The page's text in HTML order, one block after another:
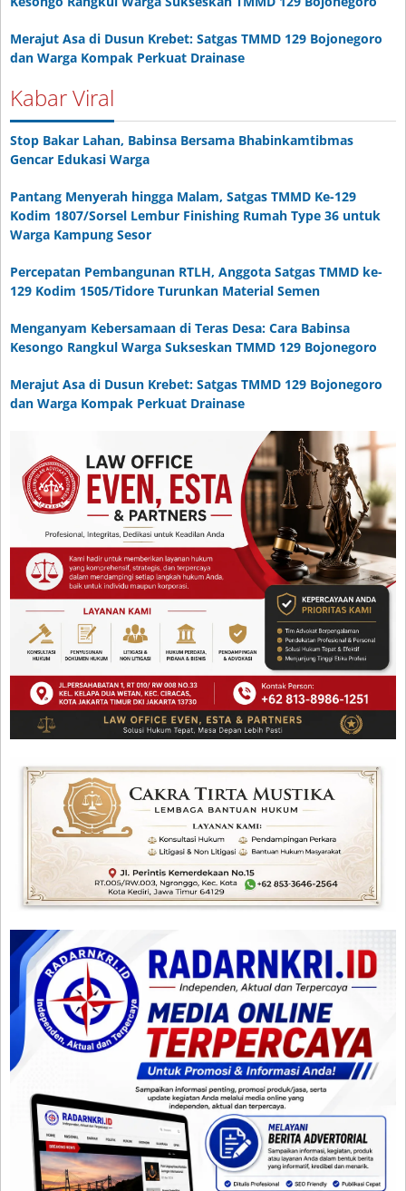
Merajut Asa di Dusun Krebet: Satgas TMMD 129 Bojonegoro
dan Warga Kompak Perkuat Drainase
Kabar Viral
Stop Bakar Lahan, Babinsa Bersama Bhabinkamtibmas
Gencar Edukasi Warga
Pantang Menyerah hingga Malam, Satgas TMMD Ke-129
Kodim 1807/Sorsel Lembur Finishing Rumah Type 36 untuk
Warga Kampung Sesor
Percepatan Pembangunan RTLH, Anggota Satgas TMMD ke-
129 Kodim 1505/Tidore Turunkan Material Semen
Menganyam Kebersamaan di Teras Desa: Cara Babinsa
Kesongo Rangkul Warga Sukseskan TMMD 129 Bojonegoro
Merajut Asa di Dusun Krebet: Satgas TMMD 129 Bojonegoro
dan Warga Kompak Perkuat Drainase